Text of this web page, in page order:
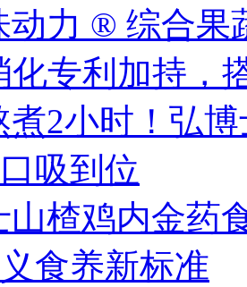
动力 ® 综合
化专利加持，
煮2小时！弘
吸到位
山楂鸡内金药
食养新标准